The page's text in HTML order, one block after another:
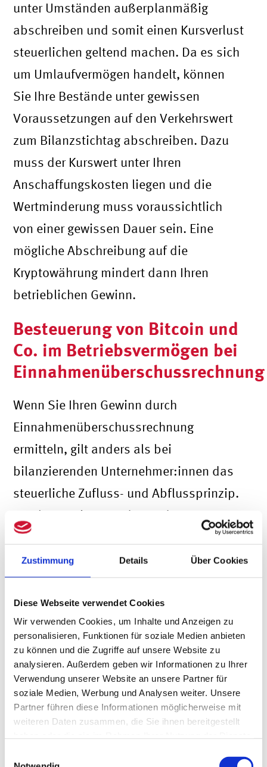
Zustimmung Details Über Cookies
Diese Webseite verwendet Cookies
Wir verwenden Cookies, um Inhalte und Anzeigen zu
personalisieren, Funktionen für soziale Medien anbieten
zu können und die Zugriffe auf unsere Website zu
analysieren. Außerdem geben wir Informationen zu Ihrer
Verwendung unserer Website an unsere Partner für
soziale Medien, Werbung und Analysen weiter. Unsere
Partner führen diese Informationen möglicherweise mit
weiteren Daten zusammen, die Sie ihnen bereitgestellt
unter Umständen außerplanmäßig
abschreiben und somit einen Kursverlust
steuerlichen geltend machen. Da es sich
um Umlaufvermögen handelt, können
Sie Ihre Bestände unter gewissen
Voraussetzungen auf den Verkehrswert
zum Bilanzstichtag abschreiben. Dazu
muss der Kurswert unter Ihren
Anschaffungskosten liegen und die
Wertminderung muss voraussichtlich
von einer gewissen Dauer sein. Eine
mögliche Abschreibung auf die
Kryptowährung mindert dann Ihren
betrieblichen Gewinn.
Besteuerung von Bitcoin und
Co. im Betriebsvermögen bei
Einnahmenüberschussrechnung
Wenn Sie Ihren Gewinn durch
Einnahmenüberschussrechnung
ermitteln, gilt anders als bei
bilanzierenden Unternehmer:innen das
steuerliche Zufluss- und Abflussprinzip.
Das besagt im Grundsatz, dass
Einnahmen erst bei Geldeingang und
Betriebsausgaben bei der Zahlung
berücksichtigt werden. Beim Kauf einer
Kryptowährung könnte dieses Prinzip
dazu führen, dass die Kaufpreiszahlung
beim Erwerb von Kryptowährungen als
sofort abzugsfähige Betriebsausgabe Ihr
Betriebsergebnis mindert. Anders als in
der Bilanz werden Bitcoin und Co. bei der
Einnahmenüberschussrechnung nämlich